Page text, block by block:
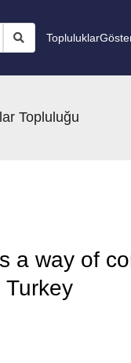
Topluluklar
Topluluğu
a way of